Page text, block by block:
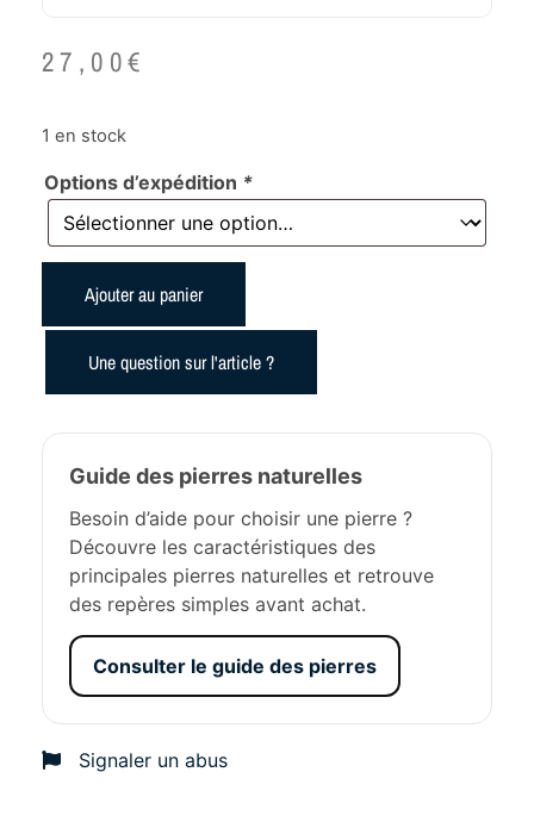
27,00€
1 en stock
Options d’expédition *
Ajouter au panier
Une question sur l'article ?
Guide des pierres naturelles
Besoin d’aide pour choisir une pierre ?
Découvre les caractéristiques des
principales pierres naturelles et retrouve
des repères simples avant achat.
Consulter le guide des pierres
Signaler un abus